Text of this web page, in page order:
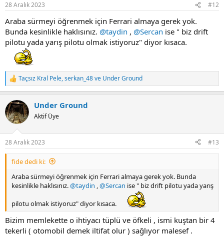
28 Aralık 2023 #12
Araba sürmeyi öğrenmek için Ferrari almaya gerek yok.
Bunda kesinlikle haklısınız. @taydin , @Sercan ise " biz drift
pilotu yada yarış pilotu olmak istiyoruz" diyor kısaca.
R
e
c
t
i
s
:
Taçsız Kral Pele,serkan_48ve Under Ground
Under Ground
Aktif Üye
28 Aralık 2023 #13
fide dedi ki:
Araba sürmeyi öğrenmek için Ferrari almaya gerek yok. Bunda
kesinlikle haklısınız.@taydin @Sercan ise " biz drift pilotu yada yarış
pilotu olmak istiyoruz" diyor kısaca.
Bizim memlekette o ihtiyacı tüplü ve öfkeli , ismi kuştan bir 4
tekerli ( otomobil demek iltifat olur ) sağlıyor malesef .